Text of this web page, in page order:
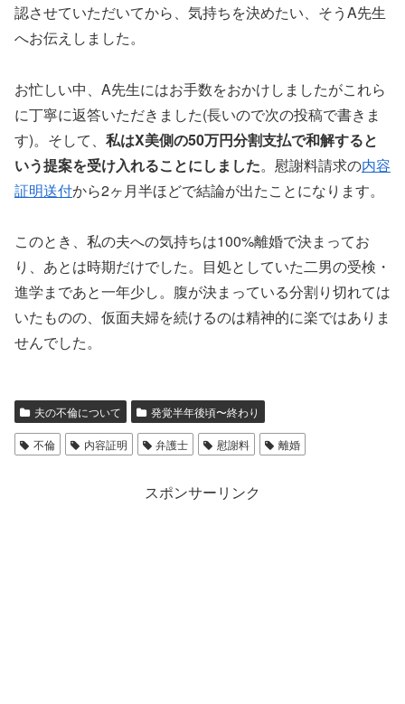
認させていただいてから、気持ちを決めたい、そうA先生
へお伝えしました。
お忙しい中、A先生にはお手数をおかけしましたがこれら
に丁寧に返答いただきました(長いので次の投稿で書きま
す)。そして、 私はX美側の50万円分割支払で和解すると
いう提案を受け入れることにしました。慰謝料請求の内容
証明送付から2ヶ月半ほどで結論が出たことになります。
このとき、私の夫への気持ちは100%離婚で決まってお
り、あとは時期だけでした。目処としていた二男の受検・
進学まであと一年少し。腹が決まっている分割り切れては
いたものの、仮面夫婦を続けるのは精神的に楽ではありま
せんでした。
夫の不倫について 発覚半年後頃〜終わり
不倫 内容証明 弁護士 慰謝料 離婚
スポンサーリンク